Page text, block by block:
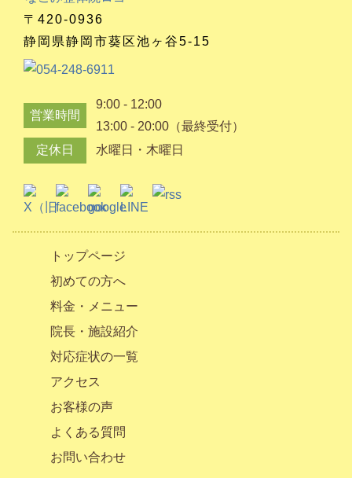
〒420-0936
静岡県静岡市葵区池ヶ谷5-15
営業時間
9:00 - 12:00
13:00 - 20:00（最終受付）
定休日
水曜日・木曜日
トップページ
初めての方へ
料金・メニュー
院長・施設紹介
対応症状の一覧
アクセス
お客様の声
よくある質問
お問い合わせ